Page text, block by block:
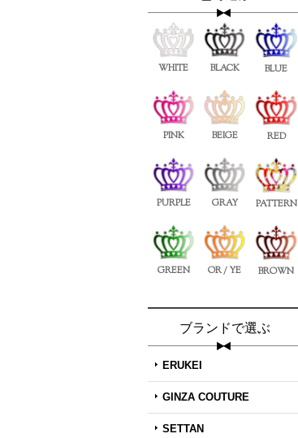
WHITE BLACK BLUE
PINK BEIGE RED
PURPLE GRAY PATTERN
GREEN OR / YE BROWN
ブランドで選ぶ
ERUKEI
GINZA COUTURE
SETTAN